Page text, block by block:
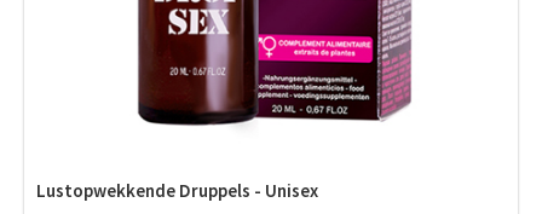
Lustopwekkende Druppels - Unisex